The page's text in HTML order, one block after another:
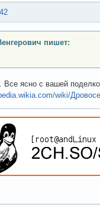
пишет:
Все ясно с вашей
wiki/